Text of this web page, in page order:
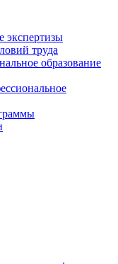
экспертизы
труда
образование